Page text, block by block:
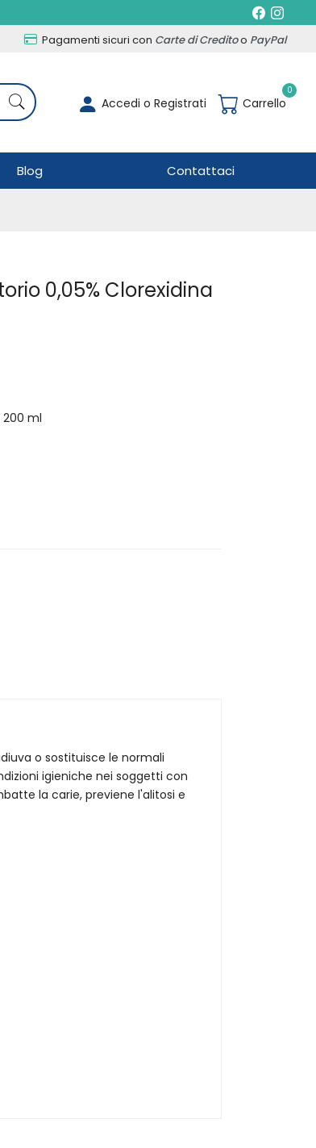
Pagamenti sicuri con Carte di Creditoo PayPal
Accedi o Registrati Carrello
0
Blog Contattaci
0,05% Clorexidina
ml
o sostituisce le normali
igieniche nei soggetti con
la carie, previene l'alitosi e